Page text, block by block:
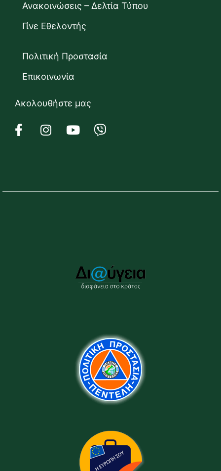
Ανακοινώσεις – Δελτία Τύπου
Γίνε Εθελοντής
Πολιτική Προστασία
Επικοινωνία
Ακολουθήστε μας